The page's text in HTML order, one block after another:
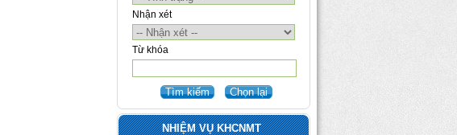
Nhận xét
Từ khóa
NHIỆM VỤ KHCNMT